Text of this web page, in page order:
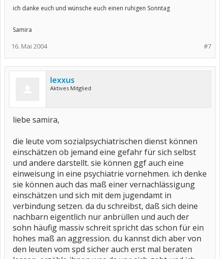
ich danke euch und wünsche euch einen ruhigen Sonntag
Samira
#7
16. Mai 2004
lexxus
Aktives Mitglied
liebe samira,
die leute vom sozialpsychiatrischen dienst können
einschätzen ob jemand eine gefahr für sich selbst
und andere darstellt. sie können ggf auch eine
einweisung in eine psychiatrie vornehmen. ich denke
sie können auch das maß einer vernachlässigung
einschätzen und sich mit dem jugendamt in
verbindung setzen. da du schreibst, daß sich deine
nachbarn eigentlich nur anbrüllen und auch der
sohn häufig massiv schreit spricht das schon für ein
hohes maß an aggression. du kannst dich aber von
den leuten vom spd sicher auch erst mal beraten